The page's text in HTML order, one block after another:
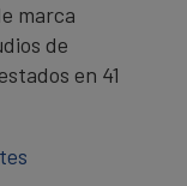
marca
de
en 41